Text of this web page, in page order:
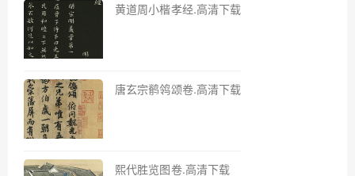
黄道周小楷孝经.高清下载
唐玄宗鹡鸰颂卷.高清下载
熙代胜览图卷.高清下载